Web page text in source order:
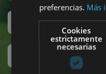
Accesibilidad
Turismo regenerativo
preferencias. Más
Cookies
estrictamente
necesarias